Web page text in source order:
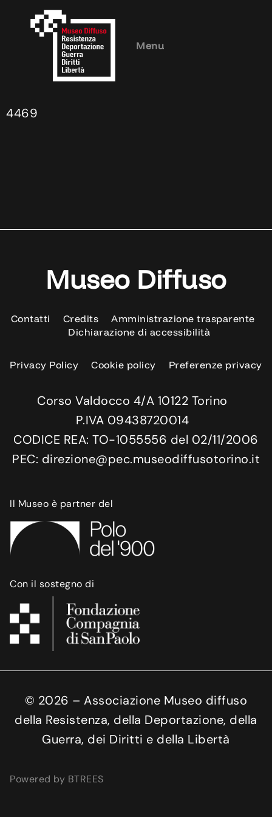
Menu
4469
Museo Diffuso
Contatti Credits
Amministrazione trasparente
Dichiarazione di accessibilità
Privacy Policy Cookie policy Preferenze privacy
Corso Valdocco 4/A 10122 Torino
P.IVA 09438720014
CODICE REA: TO-1055556 del 02/11/2006
PEC: direzione@pec.museodiffusotorino.it
Il Museo è partner del
Con il sostegno di
© 2026 – Associazione Museo diffuso
della Resistenza, della Deportazione, della
Guerra, dei Diritti e della Libertà
Powered by BTREES